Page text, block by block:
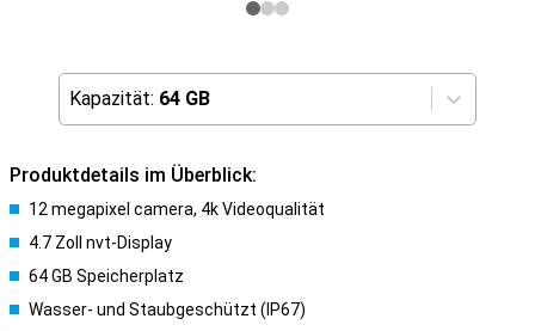
Kapazität: 64 GB
Produktdetails im Überblick:
12 megapixel camera, 4k Videoqualität
4.7 Zoll nvt-Display
64 GB Speicherplatz
Wasser- und Staubgeschützt (IP67)